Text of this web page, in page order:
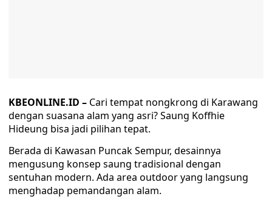
KBEONLINE.ID – Cari tempat nongkrong di Karawang
dengan suasana alam yang asri? Saung Koffhie
Hideung bisa jadi pilihan tepat.
Berada di Kawasan Puncak Sempur, desainnya
mengusung konsep saung tradisional dengan
sentuhan modern. Ada area outdoor yang langsung
menghadap pemandangan alam.